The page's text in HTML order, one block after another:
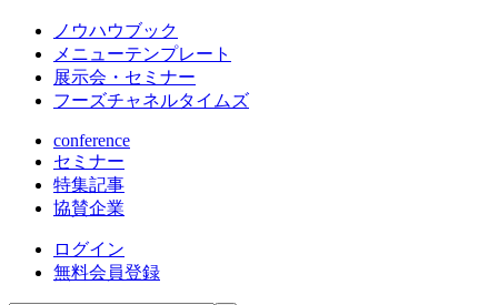
ノウハウブック
メニューテンプレート
展示会・セミナー
フーズチャネルタイムズ
conference
セミナー
特集記事
協賛企業
ログイン
無料会員登録